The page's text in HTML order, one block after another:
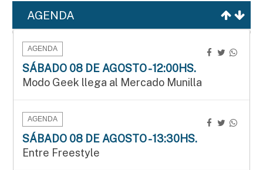
AGENDA
AGENDA
SÁBADO 08 DE AGOSTO - 12:00HS.
Modo Geek llega al Mercado Munilla
AGENDA
SÁBADO 08 DE AGOSTO - 13:30HS.
Entre Freestyle